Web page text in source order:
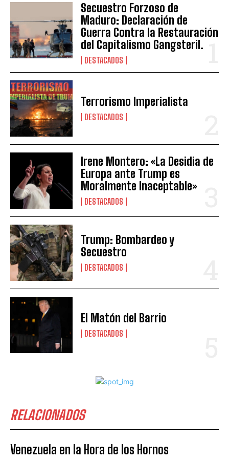
Secuestro Forzoso de
Maduro: Declaración de
Guerra Contra la Restauración
del Capitalismo Gangsteril.
DESTACADOS
Terrorismo Imperialista
DESTACADOS
Irene Montero: «La Desidia de
Europa ante Trump es
Moralmente Inaceptable»
DESTACADOS
Trump: Bombardeo y
Secuestro
DESTACADOS
El Matón del Barrio
DESTACADOS
RELACIONADOS
Venezuela en la Hora de los Hornos